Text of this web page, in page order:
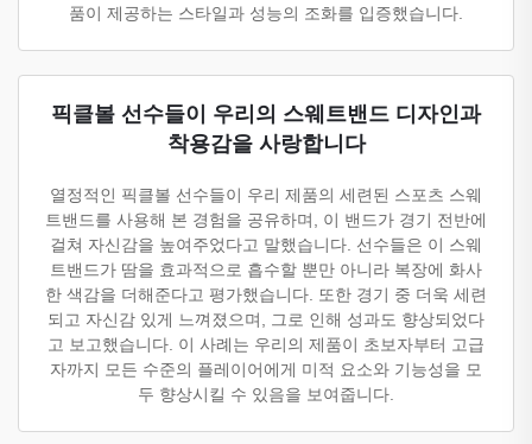
품이 제공하는 스타일과 성능의 조화를 입증했습니다.
픽클볼 선수들이 우리의 스웨트밴드 디자인과
착용감을 사랑합니다
열정적인 픽클볼 선수들이 우리 제품의 세련된 스포츠 스웨
트밴드를 사용해 본 경험을 공유하며, 이 밴드가 경기 전반에
걸쳐 자신감을 높여주었다고 말했습니다. 선수들은 이 스웨
트밴드가 땀을 효과적으로 흡수할 뿐만 아니라 복장에 화사
한 색감을 더해준다고 평가했습니다. 또한 경기 중 더욱 세련
되고 자신감 있게 느껴졌으며, 그로 인해 성과도 향상되었다
고 보고했습니다. 이 사례는 우리의 제품이 초보자부터 고급
자까지 모든 수준의 플레이어에게 미적 요소와 기능성을 모
두 향상시킬 수 있음을 보여줍니다.